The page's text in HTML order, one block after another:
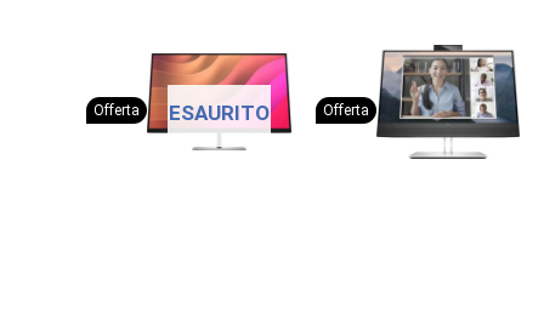
Offerta ESAURITO Offerta